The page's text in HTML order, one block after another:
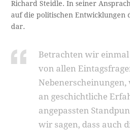
Richard Steidle. In seiner
auf die politischen Entwicklungen
dar.
Betrachten wir einmal
von allen
an geschichtliche
angepassten
wir sagen, dass auch